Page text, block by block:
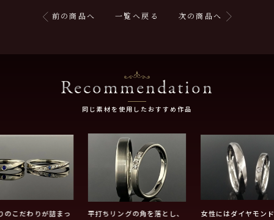
前の商品へ 一覧へ戻る 次の商品へ
Recommendation
同じ素材を使用したおすすめ作品
のこだわりが詰まっ
平打ちリングの角を落とし、
女性にはダイヤモン